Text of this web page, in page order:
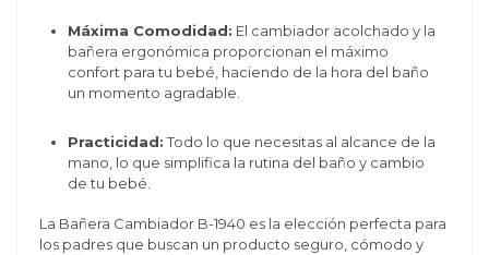
Máxima Comodidad: El cambiador acolchado y la
bañera ergonómica proporcionan el máximo
confort para tu bebé, haciendo de la hora del baño
un momento agradable.
Practicidad:Todo lo que necesitas al alcance de la
mano, lo que simplifica la rutina del baño y cambio
de tu bebé.
La Bañera Cambiador B-1940 es la elección perfecta para
los padres que buscan un producto seguro, cómodo y